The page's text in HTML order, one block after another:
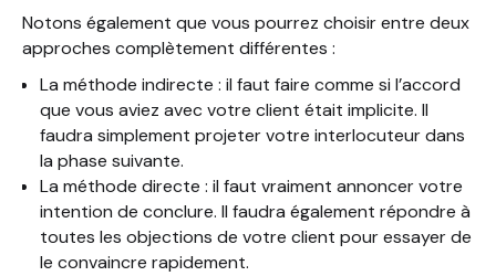
Notons également que vous pourrez choisir entre deux
approches complètement différentes :
La méthode indirecte : il faut faire comme si l’accord
que vous aviez avec votre client était implicite. Il
faudra simplement projeter votre interlocuteur dans
la phase suivante.
La méthode directe : il faut vraiment annoncer votre
intention de conclure. Il faudra également répondre à
toutes les objections de votre client pour essayer de
le convaincre rapidement.